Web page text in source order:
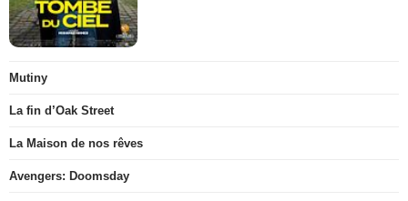
Mutiny
La fin d’Oak Street
La Maison de nos rêves
Avengers: Doomsday